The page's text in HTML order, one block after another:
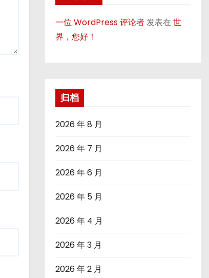
一位 WordPress 评论者发表在世
界，您好！
归档
2026 年 8 月
2026 年 7 月
2026 年 6 月
2026 年 5 月
2026 年 4 月
2026 年 3 月
2026 年 2 月